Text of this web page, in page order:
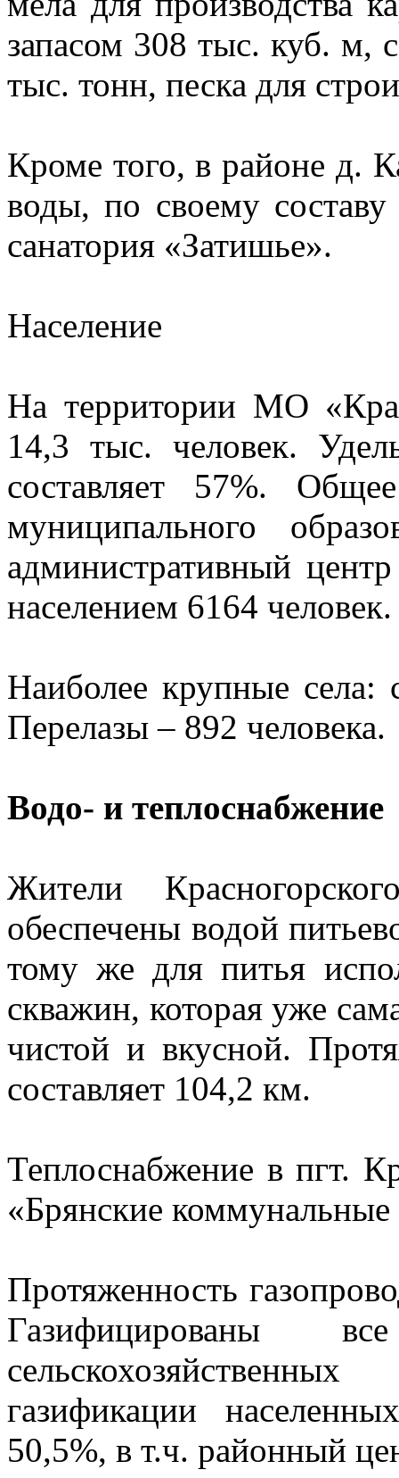
запасом 308 тыс. куб. м,
тыс. тонн, песка для
Кроме того, в районе д.
воды, по своему
санатория «Затишье».
Население
На территории МО
14,3 тыс. человек.
составляет 57%.
муниципального
административный
населением 6164 человек.
Наиболее крупные
Перелазы – 892 человека.
Водо- и теплоснабжение
Жители
обеспечены водой
тому же для питья
скважин, которая уже
чистой и вкусной.
составляет 104,2 км.
Теплоснабжение в пгт.
«Брянские
Протяженность
Газифицированы
газификации
50,5%, в т.ч. районный